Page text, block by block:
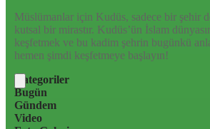
Müslümanlar için Kudüs, sadece bir şehir
kutsal bir mirastır. Kudüs’ün İslam
keşfetmek ve bu kadim şehrin bugünkü
hemen şimdi keşfetmeye başlayın!
Kategoriler
Bugün
Gündem
Video